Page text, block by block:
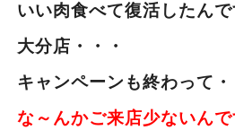
いい肉食べて復活したんで
大分店・・・
キャンペーンも終わって・
な～んかご来店少ないん